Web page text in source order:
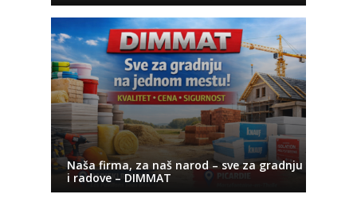
Naša firma, za naš narod – sve za gradnju
i radove – DIMMAT